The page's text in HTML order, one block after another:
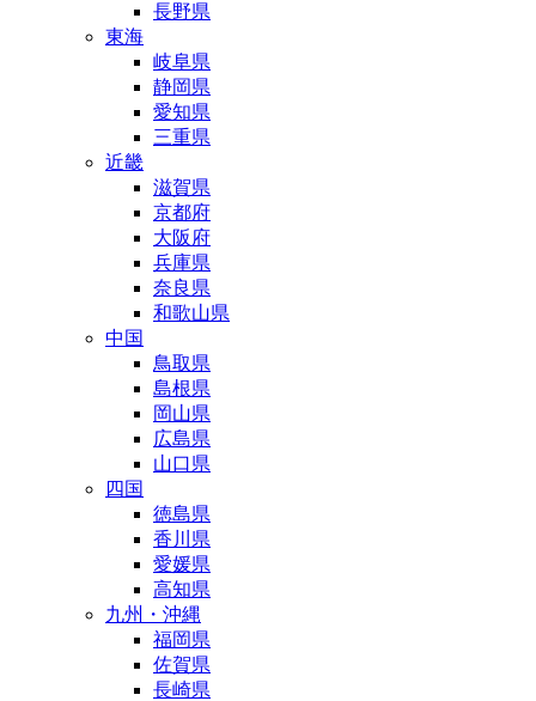
長野県
東海
岐阜県
静岡県
愛知県
三重県
近畿
滋賀県
京都府
大阪府
兵庫県
奈良県
和歌山県
中国
鳥取県
島根県
岡山県
広島県
山口県
四国
徳島県
香川県
愛媛県
高知県
九州・沖縄
福岡県
佐賀県
長崎県